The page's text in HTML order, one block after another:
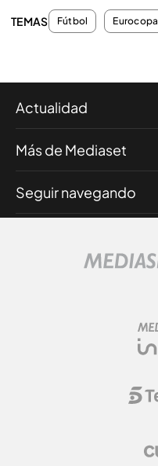
TEMAS Fútbol Eurocopa
Actualidad
Más de Mediaset
Seguir navegando